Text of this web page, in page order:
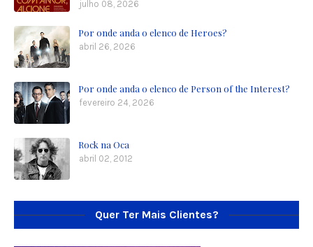
julho 08, 2026
Por onde anda o elenco de Heroes?
abril 26, 2026
Por onde anda o elenco de Person of the Interest?
fevereiro 24, 2026
Rock na Oca
abril 02, 2012
Quer Ter Mais Clientes?